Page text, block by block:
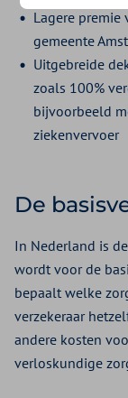
Lagere
gemeente
Uitgebreide
zoals 100%
bijvoorbeeld
ziekenvervoer
De
In Nederland is
wordt voor de
bepaalt welke
verzekeraar
andere kosten
verloskundige